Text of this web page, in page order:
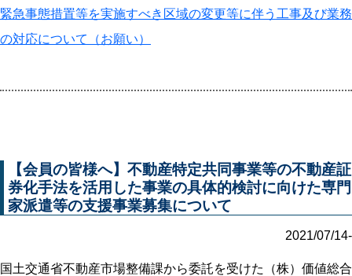
緊急事態措置等を実施すべき区域の変更等に伴う工事及び業務
の対応について（お願い）
【会員の皆様へ】不動産特定共同事業等の不動産証
券化手法を活用した事業の具体的検討に向けた専門
家派遣等の支援事業募集について
2021/07/14-
国土交通省不動産市場整備課から委託を受けた（株）価値総合